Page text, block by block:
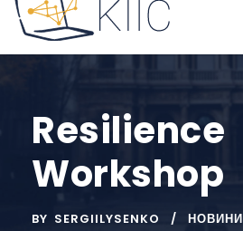
Resilience
Workshop
BY SERGIILYSENKO НОВИНИ